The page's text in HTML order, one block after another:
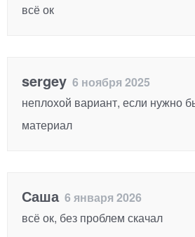
всё ок
sergey 6 ноября 2025
неплохой вариант, если нужно
материал
Саша6 января 2026
всё ок, без проблем скачал